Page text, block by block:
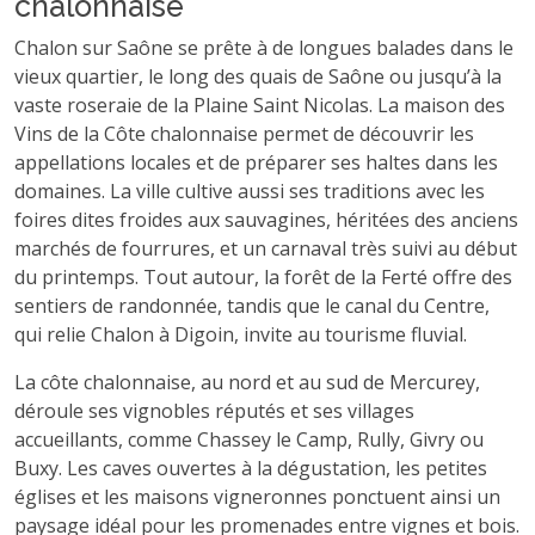
Chalon sur Saône se prête à de longues balades dans le
vieux quartier, le long des quais de Saône ou jusqu’à la
vaste roseraie de la Plaine Saint Nicolas. La maison des
Vins de la Côte chalonnaise permet de découvrir les
appellations locales et de préparer ses haltes dans les
domaines. La ville cultive aussi ses traditions avec les
foires dites froides aux sauvagines, héritées des anciens
marchés de fourrures, et un carnaval très suivi au début
du printemps. Tout autour, la forêt de la Ferté offre des
sentiers de randonnée, tandis que le canal du Centre,
qui relie Chalon à Digoin, invite au tourisme fluvial.
La côte chalonnaise, au nord et au sud de Mercurey,
déroule ses vignobles réputés et ses villages
accueillants, comme Chassey le Camp, Rully, Givry ou
Buxy. Les caves ouvertes à la dégustation, les petites
églises et les maisons vigneronnes ponctuent ainsi un
paysage idéal pour les promenades entre vignes et bois.